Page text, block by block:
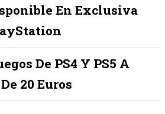
En Exclusiva
De PS4 Y PS5 A
20 Euros